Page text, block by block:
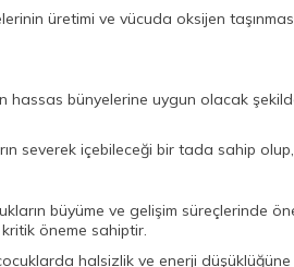
üretimi ve vücuda oksijen
hassas bünyelerine uygun olacak
severek içebileceği bir tada sahip olup,
büyüme ve gelişim süreçlerinde
kritik öneme sahiptir.
halsizlik ve enerji